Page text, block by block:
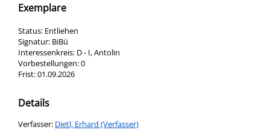
Exemplare
Status: Entliehen
Signatur: BiBü
Interessenkreis: D - I, Antolin
Vorbestellungen:0
Frist:01.09.2026
Details
Verfasser: Suche nach diesem Verfasser
Dietl, Erhard (Verfasser)